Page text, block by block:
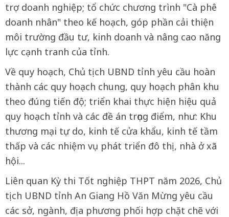
trợ doanh nghiệp; tổ chức chương trình "Cà phê
doanh nhân" theo kế hoạch, góp phần cải thiện
môi trường đầu tư, kinh doanh và nâng cao năng
lực cạnh tranh của tỉnh.
Về quy hoạch, Chủ tịch UBND tỉnh yêu cầu hoàn
thành các quy hoạch chung, quy hoạch phân khu
theo đúng tiến độ; triển khai thực hiện hiệu quả
quy hoạch tỉnh và các đề án trọng điểm, như: Khu
thương mại tự do, kinh tế cửa khẩu, kinh tế tầm
thấp và các nhiệm vụ phát triển đô thị, nhà ở xã
hội...
Liên quan Kỳ thi Tốt nghiệp THPT năm 2026, Chủ
tịch UBND tỉnh An Giang Hồ Văn Mừng yêu cầu
các sở, ngành, địa phương phối hợp chặt chẽ với